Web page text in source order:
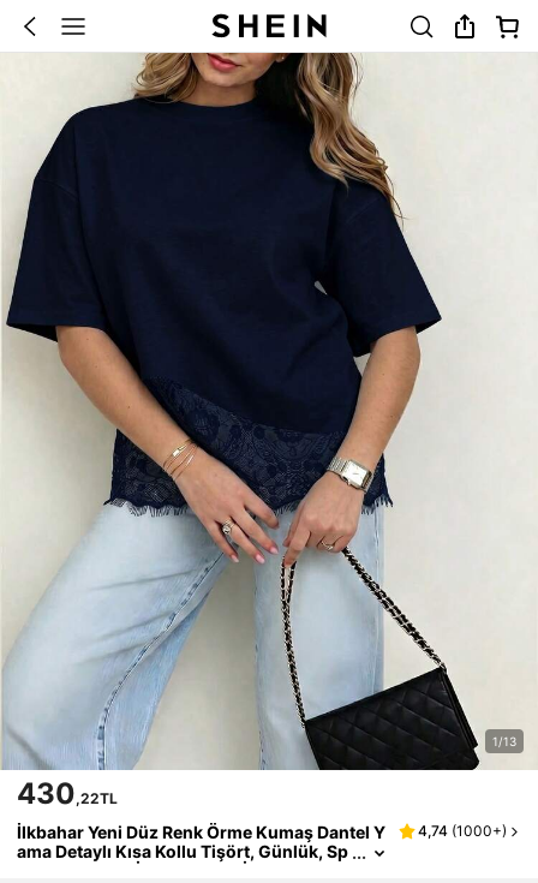
1/13
430,22TL
İlkbahar Yeni Düz Renk Örme Kumaş Dantel Y
ama Detaylı Kısa Kollu Tişört, Günlük, Sp
or, Ofis Giyim, İlkbahar/Yaz İçin
4,74 (1000+)